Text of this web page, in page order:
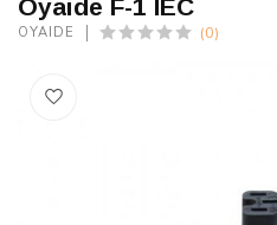
Oyaide F-1 IEC
OYAIDE (0)